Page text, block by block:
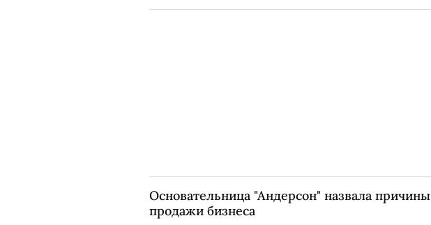
Основательница "Андерсон" назвала причины
продажи бизнеса